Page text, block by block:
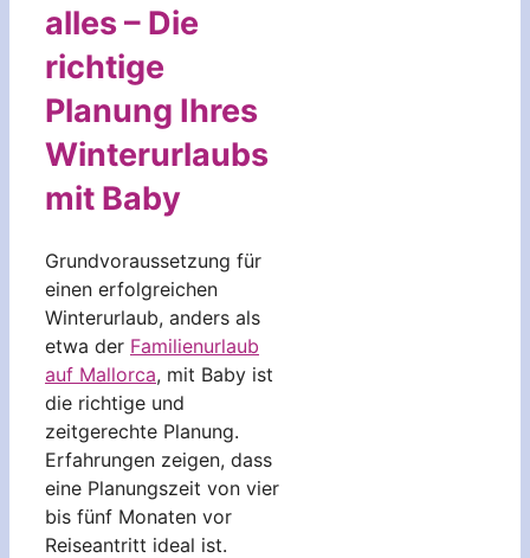
alles – Die
richtige
Planung Ihres
Winterurlaubs
mit Baby
Grundvoraussetzung für
einen erfolgreichen
Winterurlaub, anders als
etwa der Familienurlaub
auf Mallorca, mit Baby ist
die richtige und
zeitgerechte Planung.
Erfahrungen zeigen, dass
eine Planungszeit von vier
bis fünf Monaten vor
Reiseantritt ideal ist.